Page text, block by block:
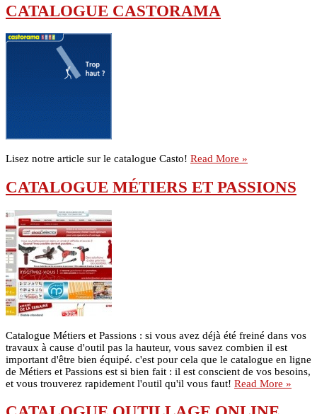
CATALOGUE CASTORAMA
Lisez notre article sur le catalogue Casto! Read More »
CATALOGUE MÉTIERS ET PASSIONS
Catalogue Métiers et Passions : si vous avez déjà été freiné dans vos
travaux à cause d'outil pas la hauteur, vous savez combien il est
important d'être bien équipé. c'est pour cela que le catalogue en ligne
de Métiers et Passions est si bien fait : il est conscient de vos besoins,
et vous trouverez rapidement l'outil qu'il vous faut! Read More »